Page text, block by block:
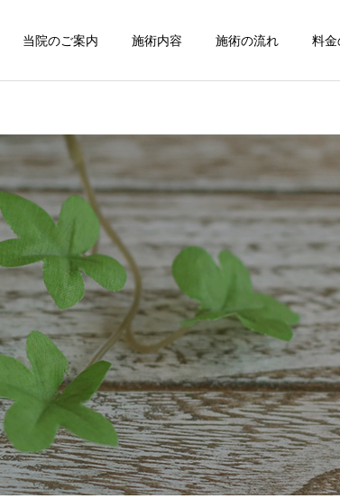
当院のご案内 施術内容 施術の流れ 料金
一
カスタムインソール 交通事
タッフ日記
間♪ インソール第二弾！！